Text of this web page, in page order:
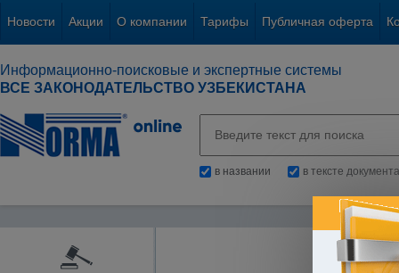
Новости Акции О компании Тарифы Публичная оферта
Информационно-поисковые и экспертные системы
ВСЕ ЗАКОНОДАТЕЛЬСТВО УЗБЕКИСТАНА
в названии в тексте документа